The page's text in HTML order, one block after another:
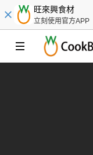
旺來興食材
立刻使用官方APP